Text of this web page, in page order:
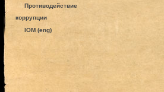
Противодействие
коррупции
IOM (eng)